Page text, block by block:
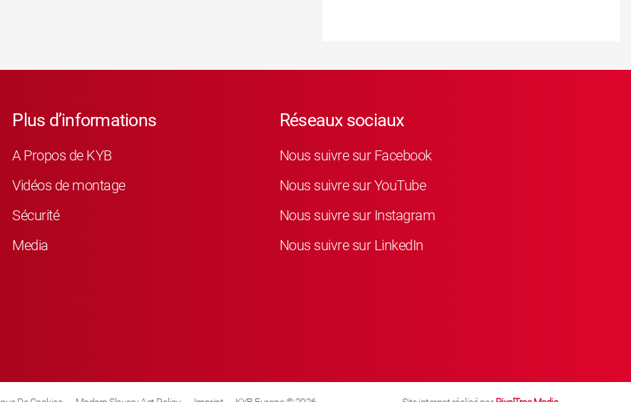
Plus d’informations
A Propos de KYB
Vidéos de montage
Sécurité
Media
Réseaux sociaux
Nous suivre sur Facebook
Nous suivre sur YouTube
Nous suivre sur Instagram
Nous suivre sur LinkedIn